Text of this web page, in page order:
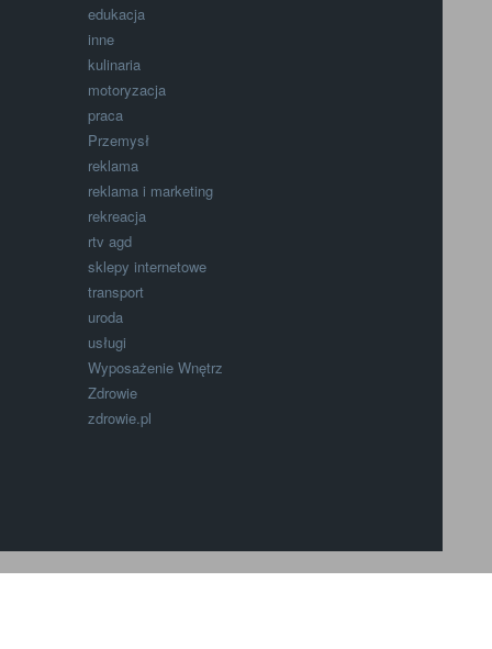
edukacja
inne
kulinaria
motoryzacja
praca
Przemysł
reklama
reklama i marketing
rekreacja
rtv agd
sklepy internetowe
transport
uroda
usługi
Wyposażenie Wnętrz
Zdrowie
zdrowie.pl